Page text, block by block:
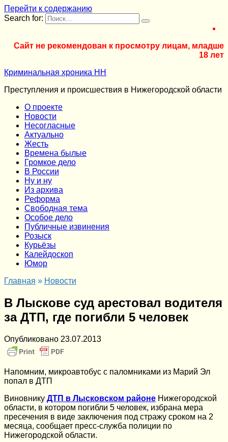
Перейти к содержанию
Search for:
Сайт не рекомендован к просмотру лицам, младше
18 лет
Криминальная хроника НН
Преступления и происшествия в Нижегородской области
О проекте
Новости
Несогласные
Актуально
Жесть
Времена былые
Громкое дело
В России
Ну и ну
Из архива
Реформа
Cвободная тема
Особое дело
Публичные извинения
Розыск
Курьёзы
Калейдоскоп
Юмор
Главная » Новости
В Лыскове суд арестовал водителя
за ДТП, где погибли 5 человек
Опубликовано 23.07.2013
Напомним, микроавтобус с паломниками из Марий Эл
попал в ДТП
Виновнику ДТП в Лысковском районе Нижегородской
области, в котором погибли 5 человек, избрана мера
пресечения в виде заключения под стражу сроком на 2
месяца, сообщает пресс-служба полиции по
Нижегородской области.